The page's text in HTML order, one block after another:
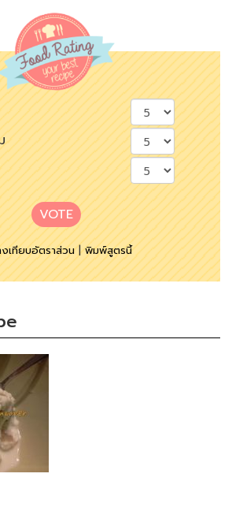
VOTE
งเทียบอัตราส่วน|พิมพ์สูตรนี้